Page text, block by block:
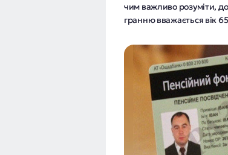
чим важливо розуміти,
гранню вважається вік